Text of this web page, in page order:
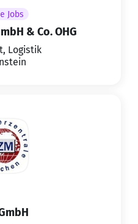
Jobs
& Co. OHG
Logistik